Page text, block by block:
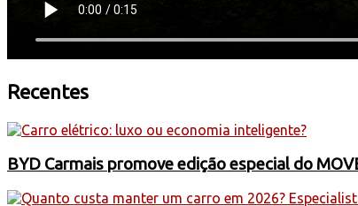
Recentes
BYD Carmais promove edição especial do